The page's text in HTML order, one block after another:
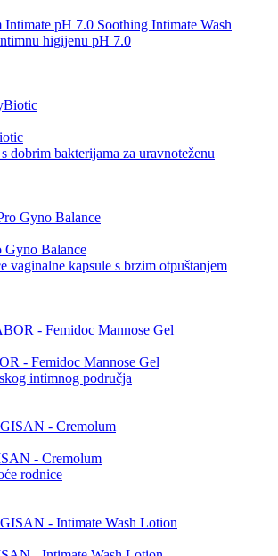
pH 7.0 Soothing Intimate Wash
higijenu pH 7.0
dobrim bakterijama za uravnoteženu
Balance
vaginalne kapsule s brzim otpuštanjem
- Femidoc Mannose Gel
intimnog područja
- Cremolum
rodnice